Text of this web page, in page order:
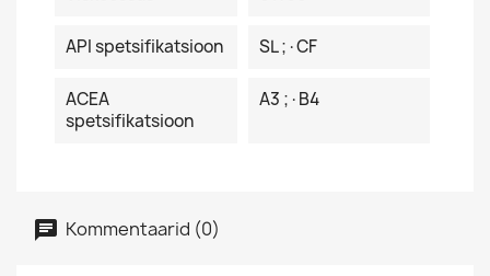
API spetsifikatsioon SL ;·CF
ACEA
spetsifikatsioon
A3 ;·B4
Kommentaarid (0)